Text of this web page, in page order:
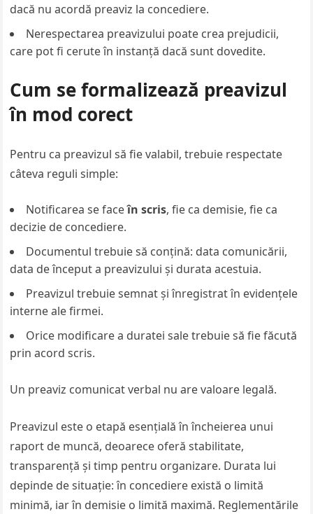
dacă nu acordă preaviz la concediere.
Nerespectarea preavizului poate crea prejudicii,
care pot fi cerute în instanță dacă sunt dovedite.
Cum se formalizează preavizul
în mod corect
Pentru ca preavizul să fie valabil, trebuie respectate
câteva reguli simple:
Notificarea se faceîn scris, fie ca demisie, fie ca
decizie de concediere.
Documentul trebuie să conțină: data comunicării,
data de început a preavizului și durata acestuia.
Preavizul trebuie semnat și înregistrat în evidențele
interne ale firmei.
Orice modificare a duratei sale trebuie să fie făcută
prin acord scris.
Un preaviz comunicat verbal nu are valoare legală.
Preavizul este o etapă esențială în încheierea unui
raport de muncă, deoarece oferă stabilitate,
transparență și timp pentru organizare. Durata lui
depinde de situație: în concediere există o limită
minimă, iar în demisie o limită maximă. Reglementările